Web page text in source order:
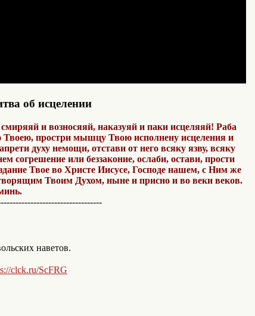
об исцелении
и возносяяй, наказуяй и паки исцеляяй! Раба
простри мышцу Твою исполнену исцеления и
духу немощи, отстави от него всяку язву, всяку
согрешение или беззаконие, ослаби, остави, прости
Твое во Христе Иисусе, Господе нашем, с Ним же
Твоим Духом, ныне и присно и во веки веков.
наветов.
clck.ru/ScFRG